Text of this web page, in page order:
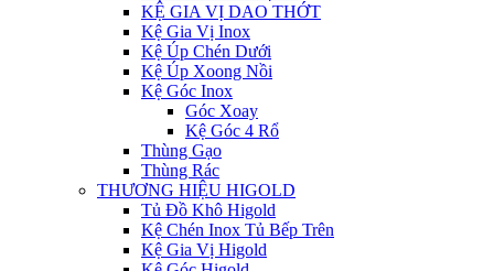
KỆ GIA VỊ DAO THỚT
Kệ Gia Vị Inox
Kệ Úp Chén Dưới
Kệ Úp Xoong Nồi
Kệ Góc Inox
Góc Xoay
Kệ Góc 4 Rổ
Thùng Gạo
Thùng Rác
THƯƠNG HIỆU HIGOLD
Tủ Đồ Khô Higold
Kệ Chén Inox Tủ Bếp Trên
Kệ Gia Vị Higold